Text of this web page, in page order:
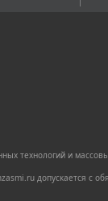
технологий и
допускается с